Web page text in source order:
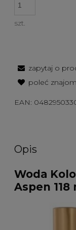
szt.
zapytaj o
poleć
EAN:
Opis
Woda
Aspen 118